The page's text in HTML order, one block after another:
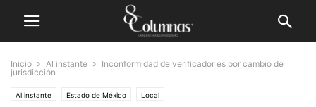
Inicio Al instante
Inconformidad de verificador es por cambio de
jurisdicción
Al instante Estado de México Local